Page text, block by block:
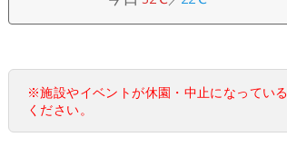
※施設やイベントが休園・中止になってい
ください。